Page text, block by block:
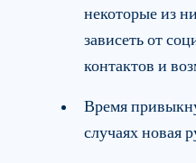
некоторые из
зависеть от
контактов и
Время
случаях новая